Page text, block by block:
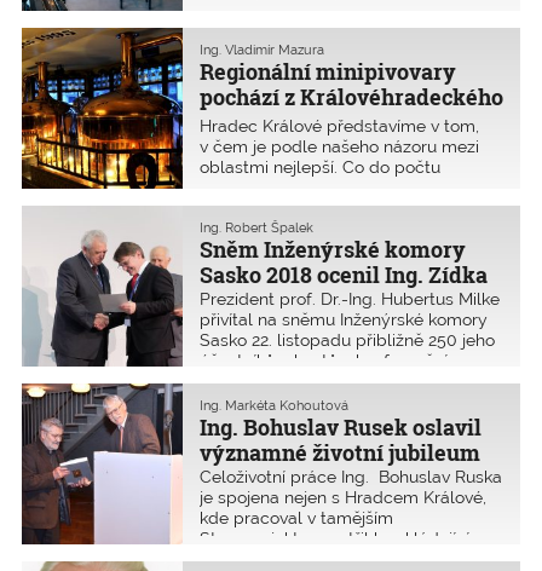
haly J v areálu firmy Petrof a Stezce
korunami stromů Krkonoše. Dále byla
udělena tři čestná uznání.
Regionální minipivovary
pochází z Královéhradeckého
kraje
Ing. Vladimír Mazura
Hradec Králové představíme v tom,
v čem je podle našeho názoru mezi
oblastmi nejlepší. Co do počtu
2018 přibližně 1990 členů) jsme sice
čtvrtí v pořadí, ale jedničkou jsme
určitě v oboru pivovarnictví
a v poslední době zejména
v minipivovarech. Přesvědčte se o tom
v následujícím textu.
Sněm Inženýrské komory
Sasko 2018 ocenil Ing. Zídka
Ing. Robert Špalek
Prezident prof. Dr.-Ing. Hubertus Milke
přivítal na sněmu Inženýrské komory
Sasko 22. listopadu přibližně 250 jeho
účastníků a hostů v konferenčním
středisku DGUV Congress
v Drážďanech. Mezi hosty byly
přítomny delegace slovenské, polské
a bulharské inženýrské komory.
Českou stranu zastupoval
místopředseda ČKAIT Ing. Robert
Špalek a Ing. Svatopluk Zídek, člen
Představenstva ČKAIT.
Ing. Bohuslav Rusek oslavil
významné životní jubileum
Ing. Markéta Kohoutová
Celoživotní práce Ing. Bohuslav Ruska
je spojena nejen s Hradcem Králové,
kde pracoval v tamějším
Stavoprojektu a patřil k zakládajícím
členům oblastní pobočky ČSSI.